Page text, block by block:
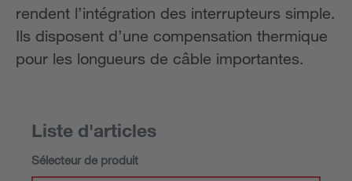
rendent l’intégration des interrupteurs simple.
Ils disposent d’une compensation thermique
pour les longueurs de câble importantes.
Liste d'articles
Sélecteur de produit